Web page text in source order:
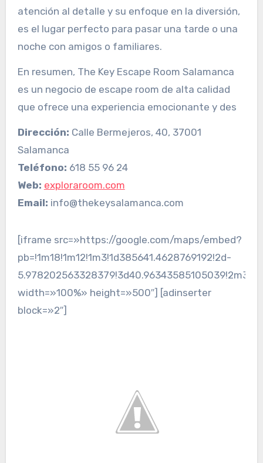
atención al detalle y su enfoque en la diversión,
es el lugar perfecto para pasar una tarde o una
noche con amigos o familiares.
En resumen, The Key Escape Room Salamanca
es un negocio de escape room de alta calidad
que ofrece una experiencia emocionante y des
Dirección: Calle Bermejeros, 40, 37001
Salamanca
Teléfono: 618 55 96 24
Web: exploraroom.com
Email: info@thekeysalamanca.com
[iframe src=»https://google.com/maps/embed?
pb=!1m18!1m12!1m3!1d385641.4628769192!2d-
width=»100%» height=»500″] [adinserter
block=»2″]